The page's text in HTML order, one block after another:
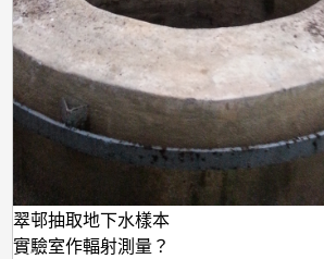
翠邨抽取地下水樣本
實驗室作輻射測量？